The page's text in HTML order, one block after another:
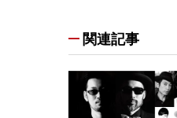
関連記事